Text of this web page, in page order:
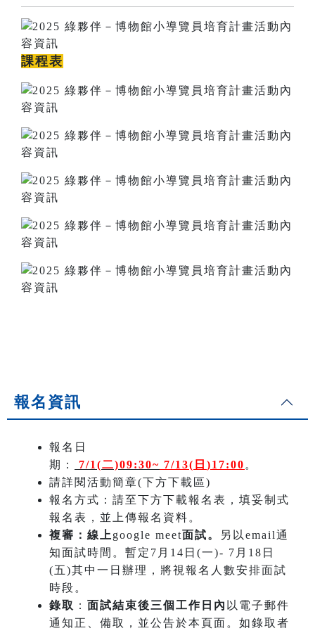
課程表
報名資訊
報名日
期：
7/1(二)09:30~ 7/13(日 )17:00 。
請詳閱活動簡章(下方下載區)
報名方式：請至下方下載報名表，填妥制式
報名表，並上傳報名資料。
複審：線上 google meet面試。
另以email通
知面試時間。暫定7月14日(一)- 7月18日
(五)其中一日辦理，將視報名人數安排面試
時段。
錄取 ： 面試結束後三個工作日內 以電子郵件
通知正、備取，並公告於本頁面。如錄取者